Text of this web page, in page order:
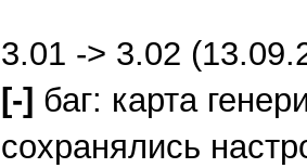
3.01 -> 3.02
[-] баг: карта
сохранялись